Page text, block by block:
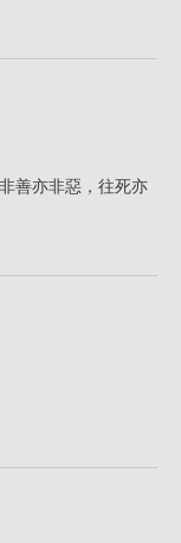
善亦非惡，往死亦